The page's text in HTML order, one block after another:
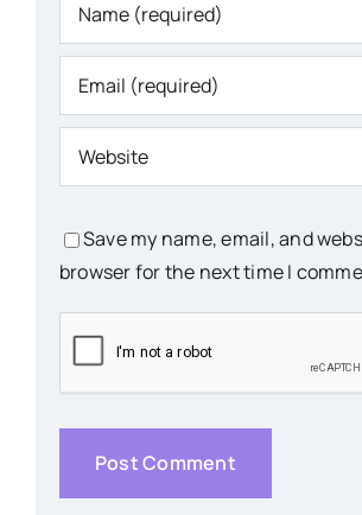
Save my name, email, and
browser for the next time I